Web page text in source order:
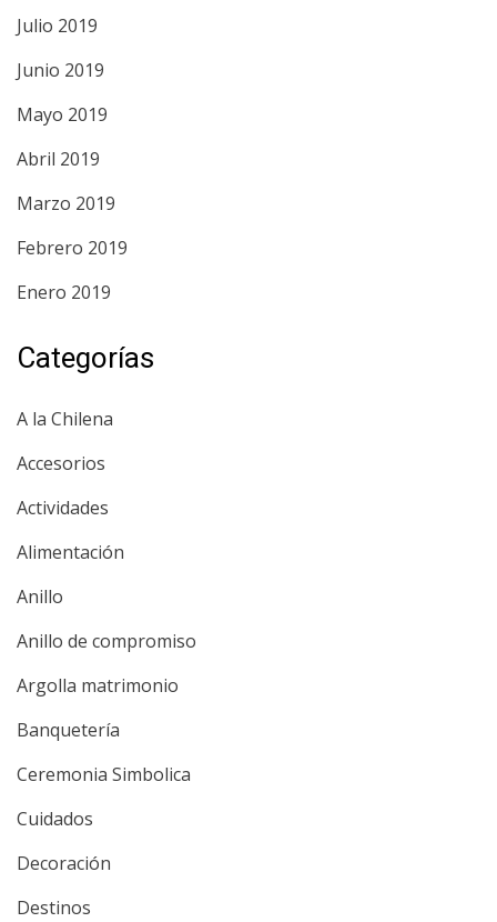
Julio 2019
Junio 2019
Mayo 2019
Abril 2019
Marzo 2019
Febrero 2019
Enero 2019
Categorías
A la Chilena
Accesorios
Actividades
Alimentación
Anillo
Anillo de compromiso
Argolla matrimonio
Banquetería
Ceremonia Simbolica
Cuidados
Decoración
Destinos